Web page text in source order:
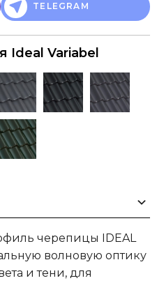
TELEGRAM
Ideal Variabel
черепицы IDEAL
волновую оптику
и тени, для